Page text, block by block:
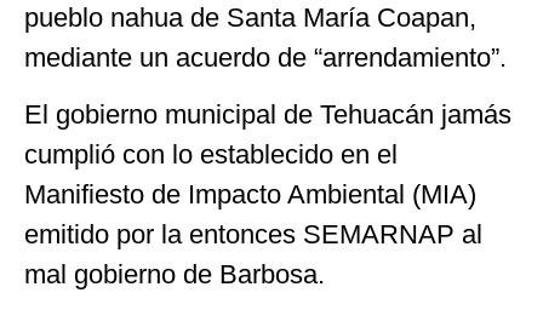
pueblo nahua de Santa María Coapan,
mediante un acuerdo de “arrendamiento”.
El gobierno municipal de Tehuacán jamás
cumplió con lo establecido en el
Manifiesto de Impacto Ambiental (MIA)
emitido por la entonces SEMARNAP al
mal gobierno de Barbosa.